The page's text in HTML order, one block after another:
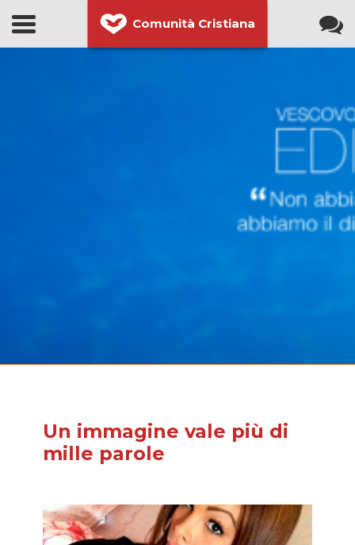
Comunità Cristiana
Un immagine vale più di
mille parole